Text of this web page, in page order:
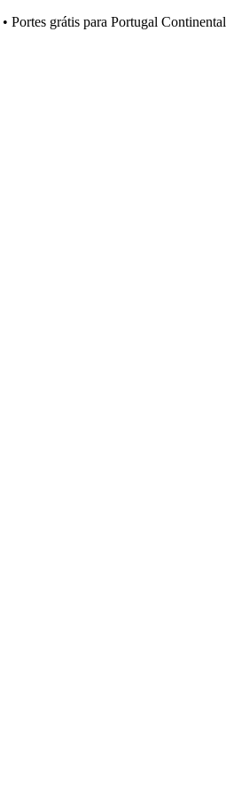
• Portes grátis para Portugal Continental